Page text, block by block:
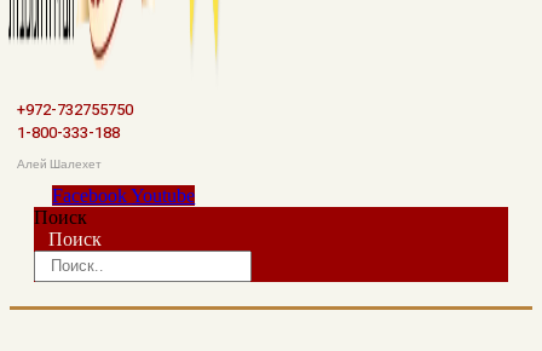
+972-732755750
1-800-333-188
Алей Шалехет
FacebookYoutube
Поиск
Поиск